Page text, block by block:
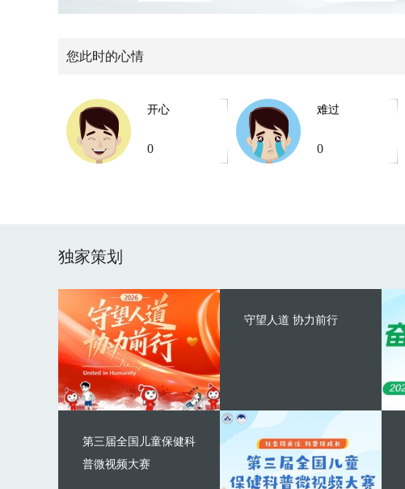
您此时的心情
开心
0
难过
0
独家策划
守望人道 协力前行
第三届全国儿童保健科
普微视频大赛